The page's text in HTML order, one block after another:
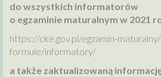
do wszystkich informatorów
o egzaminie maturalnym w 2021
https://cke.gov.pl/egzamin-
formule/informatory/
a także zaktualizowaną